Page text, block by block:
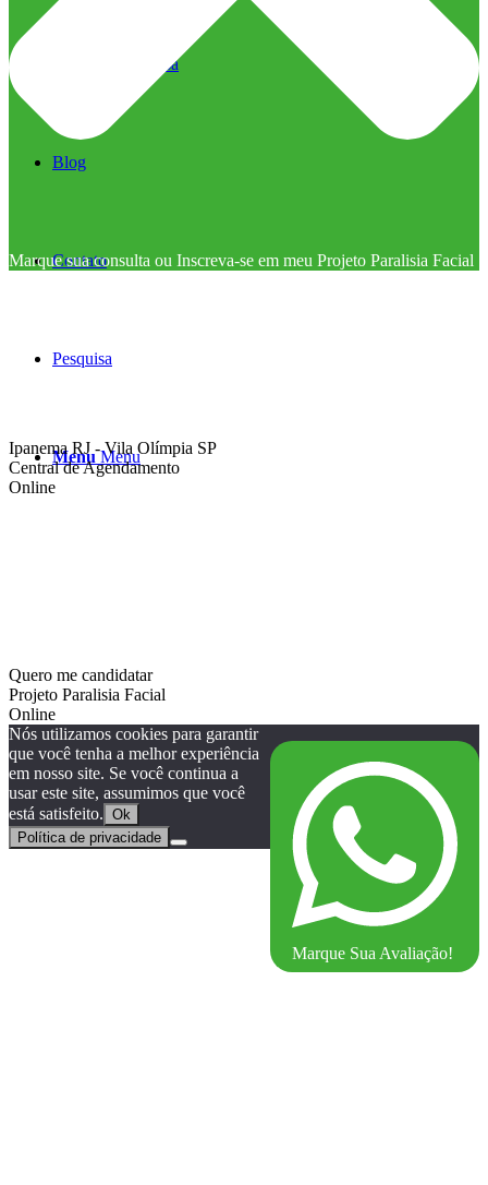
Imprensa
Blog
Contato
Pesquisa
Menu Menu
Marque sua consulta ou Inscreva-se em meu Projeto Paralisia Facial
Ipanema RJ - Vila Olímpia SP
Central de Agendamento
Online
Quero me candidatar
Projeto Paralisia Facial
Online
Marque Sua Avaliação!
Nós utilizamos cookies para garantir
que você tenha a melhor experiência
em nosso site. Se você continua a
usar este site, assumimos que você
está satisfeito. Ok
Política de privacidade